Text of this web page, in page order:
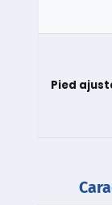
Pied